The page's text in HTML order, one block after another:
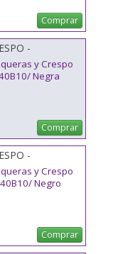
Comprar
-
y Crespo
Negra
Comprar
-
y Crespo
Negro
Comprar